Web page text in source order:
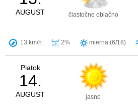
AUGUST čiastočne oblačno
13 km/h 2% mierna (6/18)
Piatok
14.
AUGUST jasno